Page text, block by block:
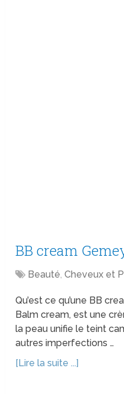
BB cream
Beauté,Cheveux et
Qu’est ce qu’une BB
Balm cream, est une
la peau unifie le teint
autres imperfections …
[Lire la suite ...]